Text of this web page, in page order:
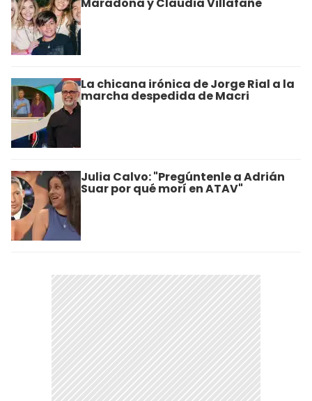
La chicana irónica de Jorge Rial a la
marcha despedida de Macri
Julia Calvo: "Pregúntenle a Adrián
Suar por qué morí en ATAV"